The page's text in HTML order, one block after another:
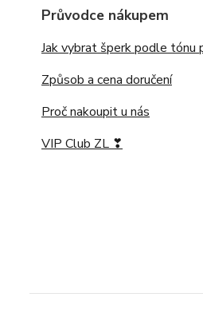
Průvodce nákupem
Jak vybrat šperk podle tónu
Způsob a cena doručení
Proč nakoupit u nás
VIP Club ZL ❣